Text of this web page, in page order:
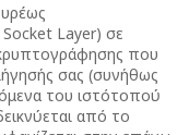
Layer) σε
που
σας (συνήθως
του ιστότοπού
από το